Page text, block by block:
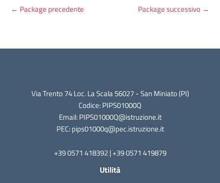
← Package precedente Package successivo →
Via Trento 74 Loc. La Scala 56027 - San Miniato (PI)
Codice: PIPS01000Q
Email: PIPS01000Q@istruzione.it
PEC: pips01000q@pec.istruzione.it
+39 0571 418392 | +39 0571 419879
Utilità